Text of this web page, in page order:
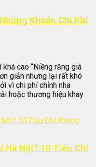
Khoản Chi Phí
cao “Niềng răng giá
giản nhưng lại rất khó
vì chi phí chỉnh nha
hoặc thương hiệu khay
Hà Nội? 10 Tiêu Chí